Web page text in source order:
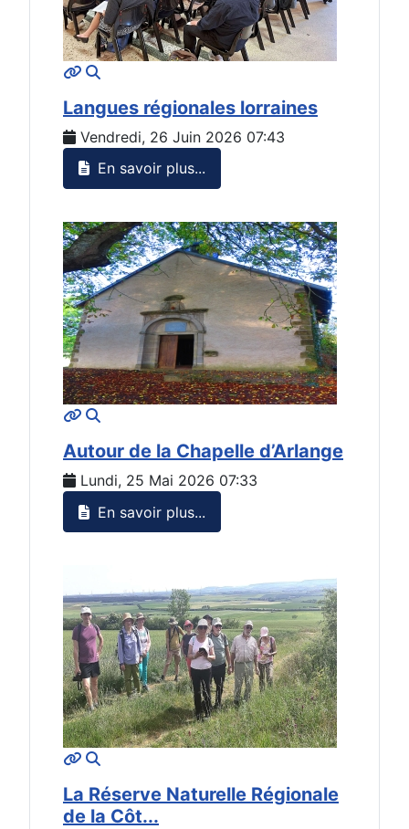
MOD_JTCS_VIEW_ARTICLE_LINK
Langues régionales lorraines
Vendredi, 26 Juin 2026 07:43
En savoir plus...
MOD_JTCS_VIEW_ARTICLE_LINK
Autour de la Chapelle d’Arlange
Lundi, 25 Mai 2026 07:33
En savoir plus...
MOD_JTCS_VIEW_ARTICLE_LINK
La Réserve Naturelle Régionale
de la Côt...